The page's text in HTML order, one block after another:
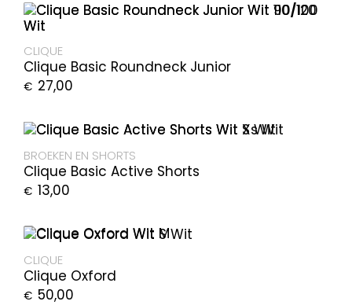
CLIQUE
Clique Basic Roundneck Junior
€ 27,00
BROEKEN EN SHORTS
Clique Basic Active Shorts
€ 13,00
CLIQUE
Clique Oxford
€ 50,00